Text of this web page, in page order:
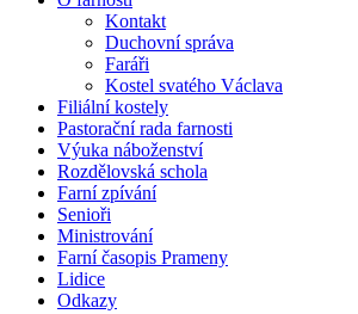
Kontakt
Duchovní správa
Faráři
Kostel svatého Václava
Filiální kostely
Pastorační rada farnosti
Výuka náboženství
Rozdělovská schola
Farní zpívání
Senioři
Ministrování
Farní časopis Prameny
Lidice
Odkazy